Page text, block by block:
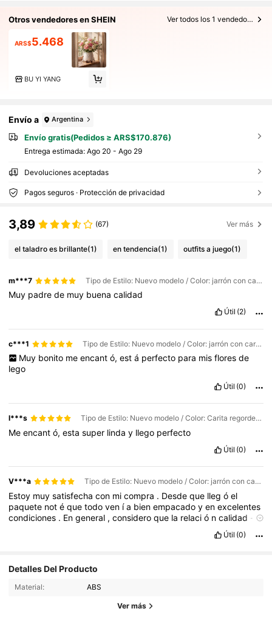
Otros vendedores en SHEIN Ver todos los 1 vendedores
ARS$5.468
BU YI YANG
Envío a Argentina
Envío gratis(Pedidos ≥ ARS$170.876)
Entrega estimada: Ago 20 - Ago 29
Devoluciones aceptadas
Pagos seguros · Protección de privacidad
3,89 (67) Ver más
el taladro es brillante(1) en tendencia(1) outfits a juego(1)
m***7 Tipo de Estilo: Nuevo modelo / Color: jarrón con cara sonriente
Muy padrede muy buenacalidad
Útil (2)
c***1 Tipo de Estilo: Nuevo modelo / Color: jarrón con cara sonriente
Muy bonito me encant ó, est á perfecto para mis flores de
lego
Útil (0)
l***s Tipo de Estilo: Nuevo modelo / Color: Carita regordeta sonriente - jarrón
Meencantó,estasuper linday llego perfecto
Útil (0)
V***a Tipo de Estilo: Nuevo modelo / Color: jarrón con cara sonriente
Estoy muysatisfechacon micompra . Desdeque llegóel
paquete notéquetodoven ía bienempacadoyenexcelentes
condiciones . Engeneral ,consideroque la relació ncalidad -
estimado
comprar estos
Útil (0)
Detalles Del Producto
Material: ABS
Ver más
83 Seguidores